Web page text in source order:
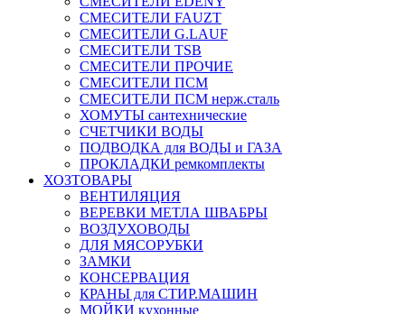
СМЕСИТЕЛИ FAUZT
СМЕСИТЕЛИ G.LAUF
СМЕСИТЕЛИ TSB
СМЕСИТЕЛИ ПРОЧИЕ
СМЕСИТЕЛИ ПСМ
СМЕСИТЕЛИ ПСМ нерж.сталь
ХОМУТЫ сантехнические
СЧЕТЧИКИ ВОДЫ
ПОДВОДКА для ВОДЫ и ГАЗА
ПРОКЛАДКИ ремкомплекты
ХОЗТОВАРЫ
ВЕНТИЛЯЦИЯ
ВЕРЕВКИ МЕТЛА ШВАБРЫ
ВОЗДУХОВОДЫ
ДЛЯ МЯСОРУБКИ
ЗАМКИ
КОНСЕРВАЦИЯ
КРАНЫ для СТИР.МАШИН
МОЙКИ кухонные